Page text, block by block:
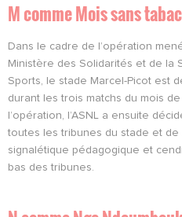
M comme Mois sans tabac
Dans le cadre de l’opération
Ministère des Solidarités et de la
Sports, le stade Marcel-Picot est
durant les trois matchs du mois
l’opération, l’ASNL a ensuite
toutes les tribunes du stade et
signalétique pédagogique et
bas des tribunes.